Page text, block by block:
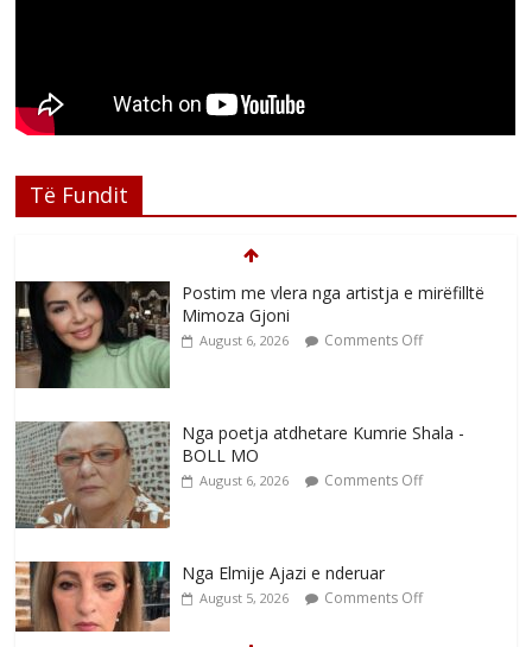
Të Fundit
Postim me vlera nga artistja e mirëfilltë
Mimoza Gjoni
August 6, 2026 Comments Off
Nga poetja atdhetare Kumrie Shala -
BOLL MO
August 6, 2026 Comments Off
Nga Elmije Ajazi e nderuar
August 5, 2026 Comments Off